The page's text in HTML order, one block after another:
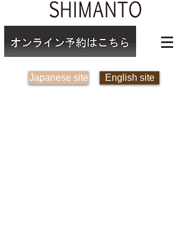
Japanese site English site